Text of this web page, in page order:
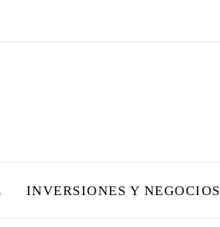
INVERSIONES Y NEGOCIOS